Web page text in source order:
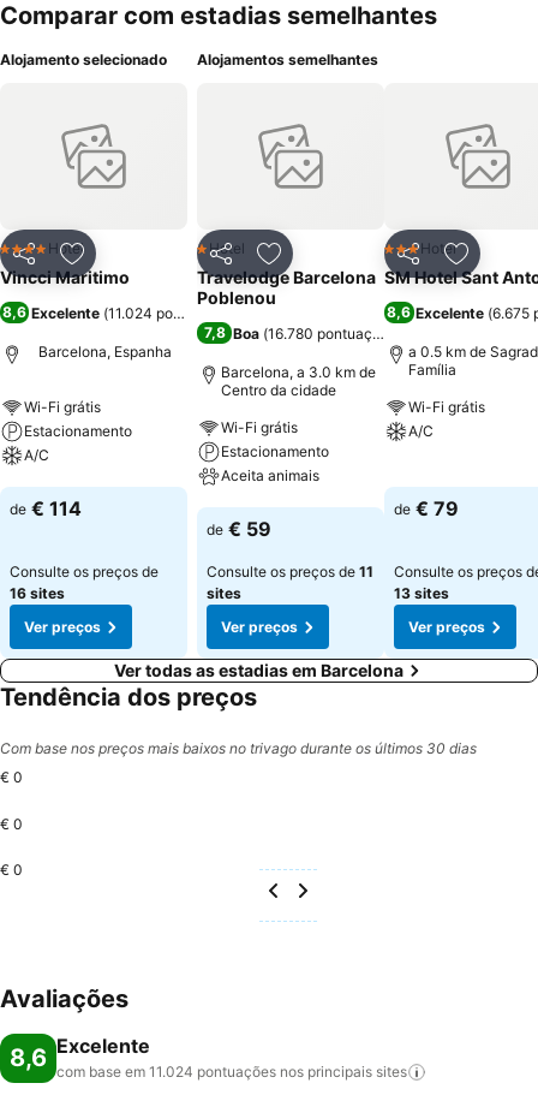
Comparar com estadias semelhantes
Alojamento selecionado
PartilharAdicionar aos favoritos
4 EstrelasHotel
Vincci Maritimo
8,6 Excelente (11.024 pontuações
Barcelona, Espanha
Wi-Fi grátis
Estacionamento
A/C
Ver preços
de € 114
Consulte os preços de
16 sites
Ver preços
Alojamentos semelhantes
PartilharAdicionar aos favoritos
1 Estrelas
Hotel
Travelodge Barcelona
Poblenou
7,8 Boa (16.780 pontuações
Barcelona, a 3.0 km de
Centro da cidade
Wi-Fi grátis
Estacionamento
Aceita animais
Ver preços
de € 59
Consulte os preços de 11
sites
Ver preços
Partilhar
3 Estrelas
Hotel
SM Hotel Sant
8,6 Excelente (6.675
a 0.5 km de
Família
Wi-Fi grátis
A/C
de € 79
Consulte os preços
13 sites
Ver preços
Ver todas as estadias em Barcelona
Tendência dos preços
Com base nos preços mais baixos no trivago durante os últimos 30 dias
€ 0
€ 0
€ 0
Avaliações
8,6 Excelente
com base em 11.024 pontuações nos principais sites